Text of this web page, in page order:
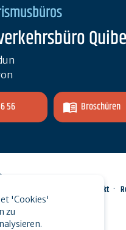
56 Broschüren
Kontakt
'Cookies'
zu